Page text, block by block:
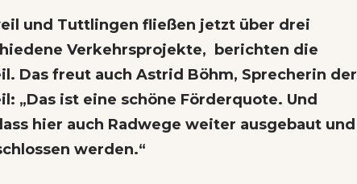
und Tuttlingen fließen jetzt über drei
Verkehrsprojekte, berichten die
Das freut auch Astrid Böhm, Sprecherin der
„Das ist eine schöne Förderquote. Und
hier auch Radwege weiter ausgebaut und
werden.“